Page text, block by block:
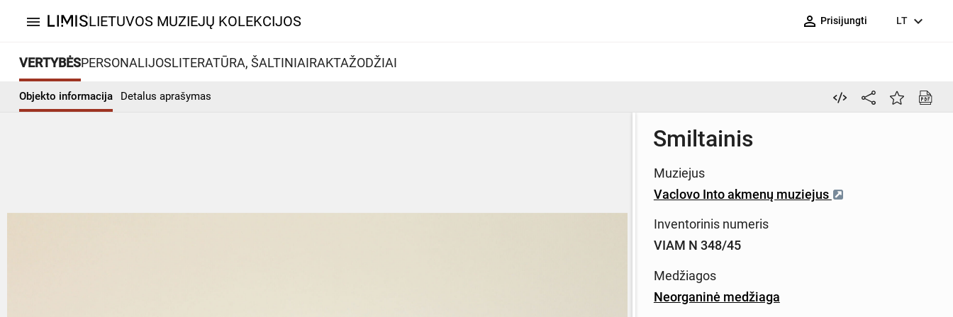
menu LIETUVOS MUZIEJŲ KOLEKCIJOS person_outline Prisijungti LT expand_more
VERTYBĖSPERSONALIJOSLITERATŪRA, ŠALTINIAIRAKTAŽODŽIAI
Objekto informacija Detalus aprašymas
Smiltainis
Muziejus
Vaclovo Into akmenų muziejus
Inventorinis numeris
VIAM N 348/45
Medžiagos
Neorganinė medžiaga